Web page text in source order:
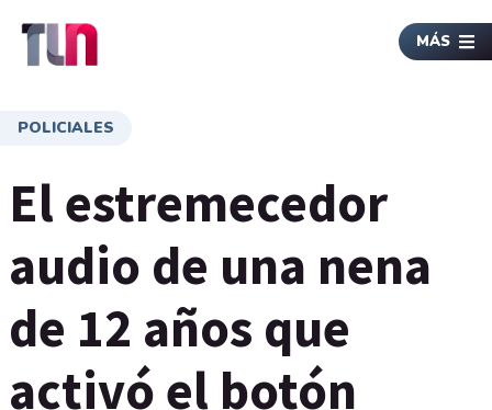
MÁS
POLICIALES
El estremecedor
audio de una nena
de 12 años que
activó el botón